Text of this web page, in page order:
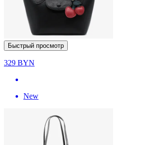
Быстрый просмотр
329 BYN
New